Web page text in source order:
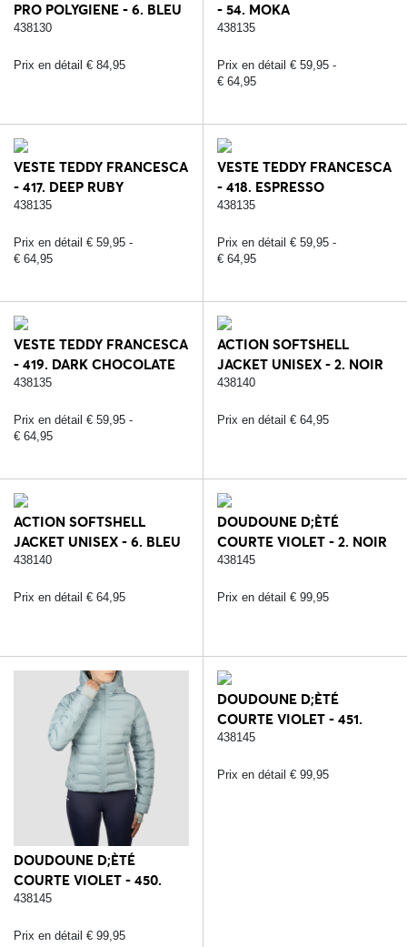
PRO POLYGIENE - 6. BLEU
(POLYGIENE)
438130
Prix en détail € 84,95
- 54. MOKA
438135
Prix en détail € 59,95 -
€ 64,95
VESTE TEDDY FRANCESCA
- 417. DEEP RUBY
438135
Prix en détail € 59,95 -
€ 64,95
VESTE TEDDY FRANCESCA
- 418. ESPRESSO
438135
Prix en détail € 59,95 -
€ 64,95
VESTE TEDDY FRANCESCA
- 419. DARK CHOCOLATE
438135
Prix en détail € 59,95 -
€ 64,95
ACTION SOFTSHELL
JACKET UNISEX - 2. NOIR
438140
Prix en détail € 64,95
ACTION SOFTSHELL
JACKET UNISEX - 6. BLEU
438140
Prix en détail € 64,95
DOUDOUNE D;ÈTÉ
COURTE VIOLET - 2. NOIR
438145
Prix en détail € 99,95
DOUDOUNE D;ÈTÉ
COURTE VIOLET - 450.
BLUE REEF
438145
Prix en détail € 99,95
DOUDOUNE D;ÈTÉ
COURTE VIOLET - 451.
LILAC CORAL
438145
Prix en détail € 99,95